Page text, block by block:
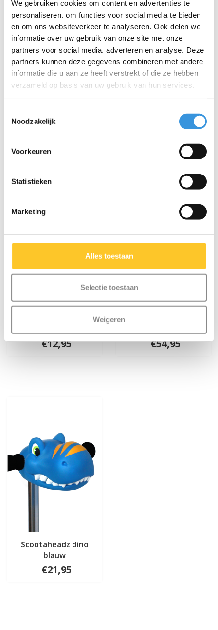
We gebruiken cookies om content en advertenties te
personaliseren, om functies voor social media te bieden
en om ons websiteverkeer te analyseren. Ook delen we
informatie over uw gebruik van onze site met onze
partners voor social media, adverteren en analyse. Deze
partners kunnen deze gegevens combineren met andere
informatie die u aan ze heeft verstrekt of die ze hebben
verzameld op basis van uw gebruik van hun services.
Noodzakelijk
Voorkeuren
Statistieken
Marketing
Alles toestaan
Selectie toestaan
Weigeren
Specificaties
Iets extra's erbij?
Micro bel Neochrome
€12,95
Micro PC helm Deluxe
€54,95
Scootaheadz dino
blauw
€21,95